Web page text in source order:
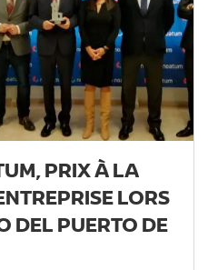
PRIX À LA
LORS
DEL PUERTO DE